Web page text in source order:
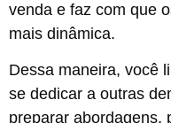
venda e faz com que
mais dinâmica.
Dessa maneira, você
se dedicar a outras
preparar abordagens,